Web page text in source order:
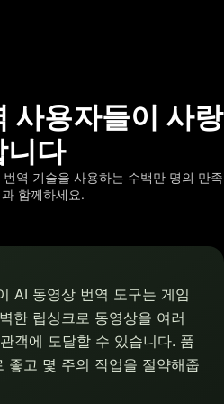
사용자들이 사랑
니다
역 기술을 사용하는 수백만 명의 만족
함께하세요.
AI 동영상 번역 도구는 게임
한 립싱크로 동영상을 여러
객에 도달할 수 있습니다. 품
좋고 몇 주의 작업을 절약해줍